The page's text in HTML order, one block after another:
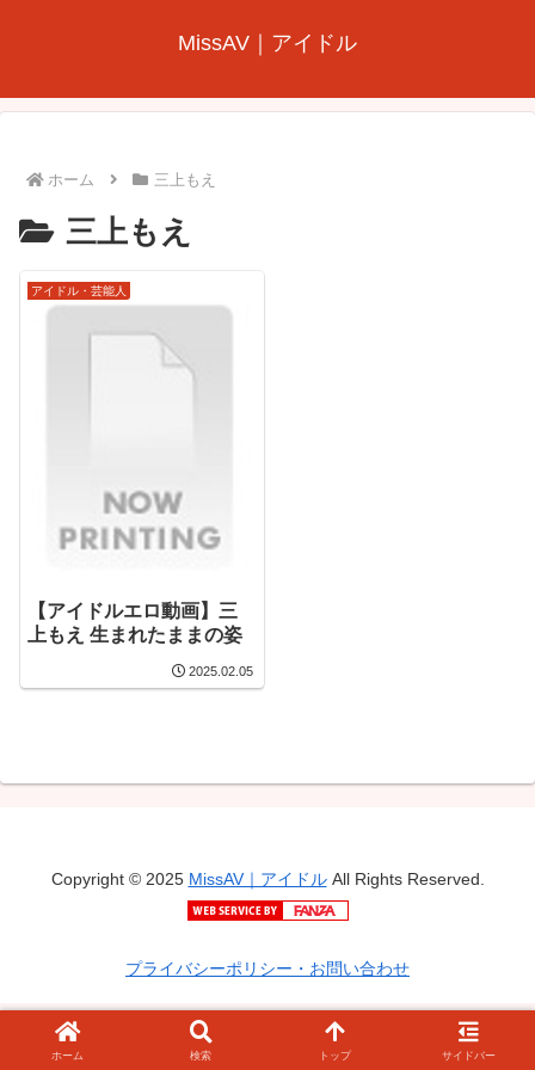
MissAV｜アイドル
ホーム 三上もえ
三上もえ
アイドル・芸能人
【アイドルエロ動画】三
上もえ 生まれたままの姿
2025.02.05
Copyright © 2025 MissAV｜アイドルAll Rights Reserved.
プライバシーポリシー・お問い合わせ
ホーム 検索 トップ サイドバー